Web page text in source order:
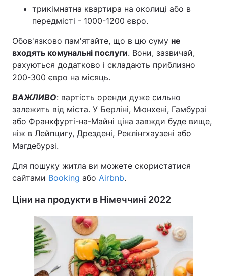
трикімнатна квартира на околиці або в
передмісті - 1000-1200 євро.
Обов'язково пам'ятайте, що в цю суму не
входять комунальні послуги. Вони, зазвичай,
рахуються додатково і складають приблизно
200-300 євро на місяць.
ВАЖЛИВО: вартість оренди дуже сильно
залежить від міста. У Берліні, Мюнхені, Гамбурзі
або Франкфурті-на-Майні ціна завжди буде вище,
ніж в Лейпцигу, Дрездені, Реклінгхаузені або
Магдебурзі.
Для пошуку житла ви можете скористатися
сайтами Booking або Airbnb.
Ціни на продукти в Німеччині 2022